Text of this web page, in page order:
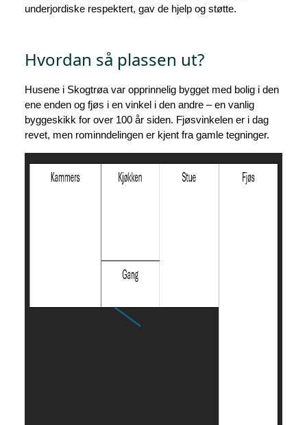
underjordiske respektert, gav de hjelp og støtte.
Hvordan så plassen ut?
Husene i Skogtrøa var opprinnelig bygget med bolig i den
ene enden og fjøs i en vinkel i den andre – en vanlig
byggeskikk for over 100 år siden. Fjøsvinkelen er i dag
revet, men rominndelingen er kjent fra gamle tegninger.